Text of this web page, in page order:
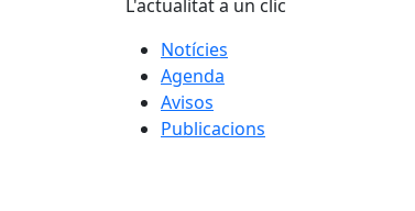
L'actualitat a un clic
Notícies
Agenda
Avisos
Publicacions